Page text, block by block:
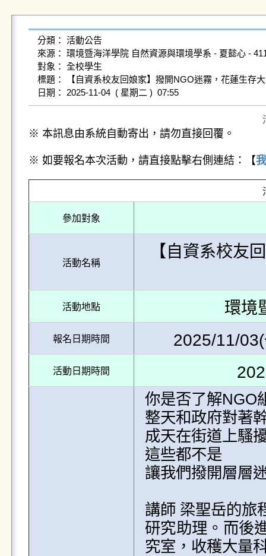
分類： 活動公告
來源： 環境暨海洋學院 自然資源與環境學系 - 夏懿心 -
對象： 全校學生
標題： 【自資系校友回娘家】撥開NGO迷霧，花蓮生存
日期： 2025-11-04  ( 星期二 )  07:55
※ 本訊息由系統自動寄出，請勿直接回覆。
※ 如要報名本次活動，請直接點擊右側連結：【
參加對象
活動名稱
【自資系校友
活動地點 環境
報名日期時間 2025/11/
活動日期時間
你是否了解NGO
整天和政府對著
成天在街道上騷
這些都不是
讓我們撥開層層
講師 梁聖岳的旅
研究助理。而後
究室，收穫大量